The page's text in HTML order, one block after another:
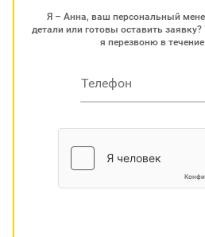
Я – Анна, ваш персональный
детали или готовы оставить
я перезвоню в течение